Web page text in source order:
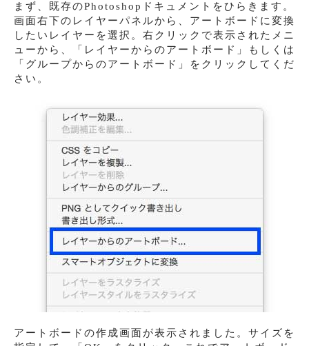
まず、既存のPhotoshopドキュメントをひらきます。
画面右下のレイヤーパネルから、アートボードに変換
したいレイヤーを選択。右クリックで表示されたメニ
ューから、「レイヤーからのアートボード」もしくは
「グループからのアートボード」をクリックしてくだ
さい。
アートボードの作成画面が表示されました。サイズを